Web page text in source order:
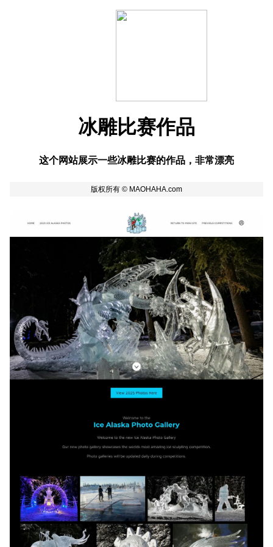
冰雕比赛作品
这个网站展示一些冰雕比赛的作品，非常漂亮